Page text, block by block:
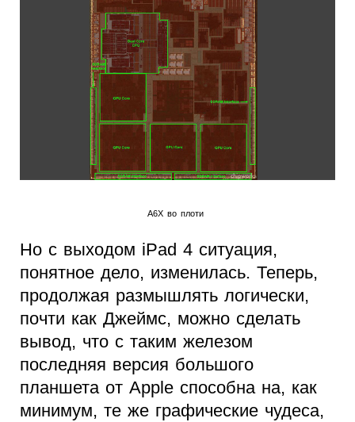
A6X во плоти
Но с выходом iPad 4 ситуация,
понятное дело, изменилась. Теперь,
продолжая размышлять логически,
почти как Джеймс, можно сделать
вывод, что с таким железом
последняя версия большого
планшета от Apple способна на, как
минимум, те же графические чудеса,